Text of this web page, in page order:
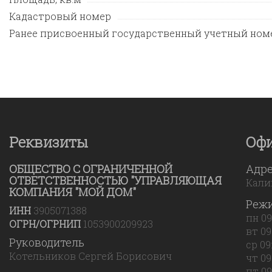
Кадастровый номер
Ранее присвоенный государственный учетный
Реквизиты
ОБЩЕСТВО С ОГРАНИЧЕННОЙ
ОТВЕТСТВЕННОСТЬЮ "УПРАВЛЯЮЩАЯ
КОМПАНИЯ "МОЙ ДОМ"
ИНН 3905071388
ОГРН/ОГРНИП 1053900209923
Руководитель
Котельников Сергей Борисович
пн
вт
ср
чт